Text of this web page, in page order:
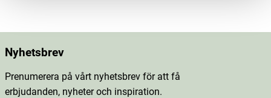
Nyhetsbrev
Prenumerera på vårt nyhetsbrev för att få
erbjudanden, nyheter och inspiration.